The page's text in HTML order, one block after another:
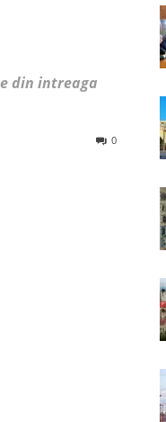
din intreaga
0